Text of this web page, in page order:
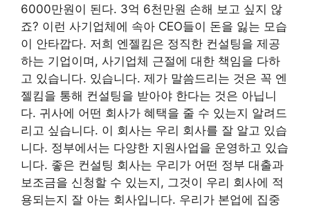
6000만원이 된다. 3억 6천만원 손해 보고 싶지 않
죠? 이런 사기업체에 속아 CEO들이 돈을 잃는 모습
이 안타깝다. 저희 엔젤킴은 정직한 컨설팅을 제공
하는 기업이며, 사기업체 근절에 대한 책임을 다하
고 있습니다. 있습니다. 제가 말씀드리는 것은 꼭 엔
젤킴을 통해 컨설팅을 받아야 한다는 것은 아닙니
다. 귀사에 어떤 회사가 혜택을 줄 수 있는지 알려드
리고 싶습니다. 이 회사는 우리 회사를 잘 알고 있습
니다. 정부에서는 다양한 지원사업을 운영하고 있습
니다. 좋은 컨설팅 회사는 우리가 어떤 정부 대출과
보조금을 신청할 수 있는지, 그것이 우리 회사에 적
용되는지 잘 아는 회사입니다. 우리가 본업에 집중